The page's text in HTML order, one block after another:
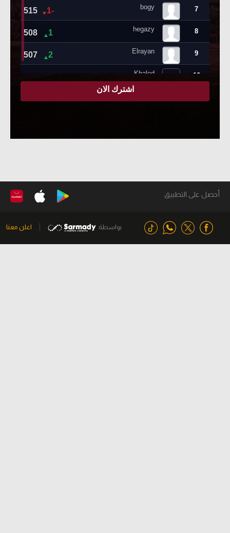
أحصل على التطبيق
بواسطة اعلن معنا